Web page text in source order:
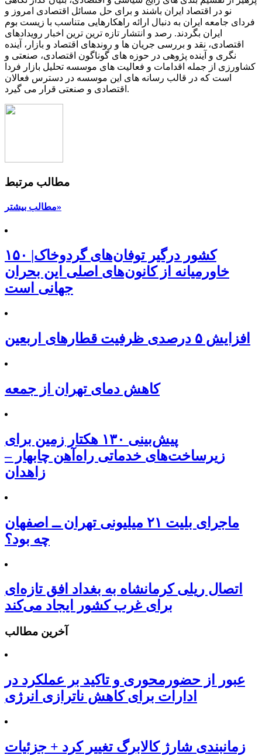
نو در اقتصاد ایران باشند و برای حل مسائل اقتصادی امروز و
فردای جامعه ایران به دنبال ارائه راهکارهایی متناسب با زیست بوم
ایران بگردند. رصد و انتشار تازه ترین ترین اخبار رویدادهای
اقتصادی، نقد و بررسی جریان ها و روندهای اقتصاد و بازار، آینده
نگری و آینده پژوهی در حوزه های گوناگون اقتصادی، صنعتی و
کشاورزی از جمله اقدامات و فعالیت های موسسه تحلیل بازار فردا
است که در قالب رسانه های این موسسه در دسترس فعالان
اقتصادی و صنعتی قرار می گیرد.
مطالب مرتبط
مطالب بیشتر»
۱۵۰ کشور درگیر توفان‌های گردوخاک|
خاورمیانه از کانون‌های اصلی این بحران
جهانی است
افزایش ۵ درصدی ظرفیت قطارهای اربعین
کاهش دمای تهران از جمعه
پیش‌بینی ۱۳۰ هکتار زمین برای
زیرساخت‌های خدماتی راه‌آهن چابهار –
زاهدان
ماجرای بلیت ۲۱ میلیونی تهران ــ اصفهان
چه بود؟
اتصال ریلی کرمانشاه به بغداد افق تازه‌ای
برای غرب کشور ایجاد می‌کند
آخرین مطالب
عبور از حضورمحوری و تاکید بر عملکرد در
ادارات برای کاهش ناترازی انرژی
زمانبندی شارژ کالابرگ تغییر کرد + جزئیات